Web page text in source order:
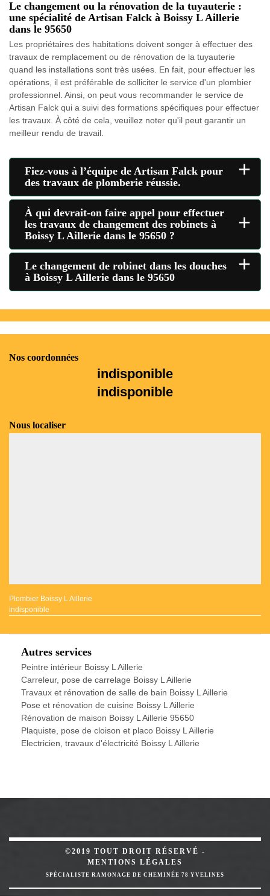
Le changement ou la rénovation de la tuyauterie :
une spécialité de Artisan Falck à Boissy L Aillerie
dans le 95650
Les propriétaires des habitations doivent songer à effectuer des
travaux de remplacement ou de rénovation de la tuyauterie
quand les installations sont très usées. En fait, pour effectuer les
opérations, il est préférable de solliciter le service d'un plombier
professionnel. Ainsi, on peut vous recommander le service de
Artisan Falck qui a suivi des formations spécifiques pour effectuer
les travaux. À côté de cela, veuillez noter qu'il peut garantir un
meilleur rendu de travail.
Fiez-vous à l’équipe de Artisan Falck pour
des travaux de plomberie réussie.
+
À qui devrait-on faire appel pour effectuer
les travaux de changement des robinets à
Boissy L Aillerie dans le 95650 ?
+
Le changement de robinet dans les douches
à Boissy L Aillerie dans le 95650
+
Nos coordonnées
indisponible
indisponible
Nous localiser
Plombier Boissy L Aillerie
indisponible
Autres services
Peintre intérieur Boissy L Aillerie
Carreleur, pose de carrelage Boissy L Aillerie
Travaux et rénovation de salle de bain Boissy L Aillerie
Pose et rénovation de cuisine Boissy L Aillerie
Rénovation de maison Boissy L Aillerie 95650
Plaquiste, pose de cloison et placo Boissy L Aillerie
Electricien, travaux d'électricité Boissy L Aillerie
©2019 TOUT DROIT RÉSERVÉ -
MENTIONS LÉGALES
SPÉCIALISTE RAMONAGE DE CHEMINÉE 78 YVELINES